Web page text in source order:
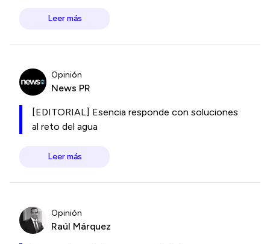
Leer más
Opinión
News PR
[EDITORIAL] Esencia responde con soluciones
al reto del agua
Leer más
Opinión
Raúl Márquez